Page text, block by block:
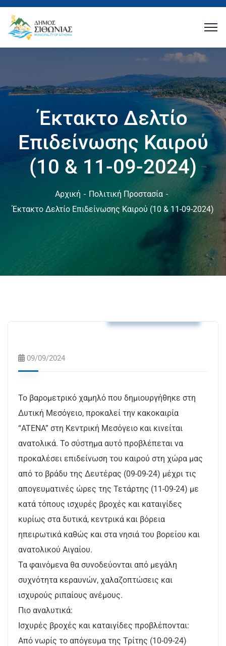
Έκτακτο Δελτίο
Επιδείνωσης Καιρού
(10 & 11-09-2024)
Αρχική
Πολιτική Προστασία
Έκτακτο Δελτίο Επιδείνωσης Καιρού (10 & 11-09-2024)
09/09/2024
Το βαρομετρικό χαμηλό που δημιουργήθηκε στη
Δυτική Μεσόγειο, προκαλεί την κακοκαιρία
“ATENA” στη Κεντρική Μεσόγειο και κινείται
ανατολικά. Το σύστημα αυτό προβλέπεται να
προκαλέσει επιδείνωση του καιρού στη χώρα μας
από το βράδυ της Δευτέρας (09-09-24) μέχρι τις
απογευματινές ώρες της Τετάρτης (11-09-24) με
κατά τόπους ισχυρές βροχές και καταιγίδες
κυρίως στα δυτικά, κεντρικά και βόρεια
ηπειρωτικά καθώς και στα νησιά του βορείου και
ανατολικού Αιγαίου.
Τα φαινόμενα θα συνοδεύονται από μεγάλη
συχνότητα κεραυνών, χαλαζοπτώσεις και
ισχυρούς ριπαίους ανέμους.
Πιο αναλυτικά:
Ισχυρές βροχές και καταιγίδες προβλέπονται:
Από νωρίς το απόγευμα της Τρίτης (10-09-24)